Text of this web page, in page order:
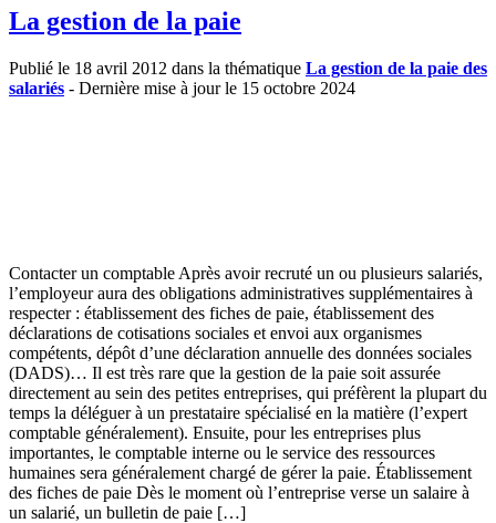
La gestion de la paie
Publié le 18 avril 2012 dans la thématique La gestion de la paie des
salariés - Dernière mise à jour le 15 octobre 2024
Contacter un comptable Après avoir recruté un ou plusieurs salariés,
l’employeur aura des obligations administratives supplémentaires à
respecter : établissement des fiches de paie, établissement des
déclarations de cotisations sociales et envoi aux organismes
compétents, dépôt d’une déclaration annuelle des données sociales
(DADS)… Il est très rare que la gestion de la paie soit assurée
directement au sein des petites entreprises, qui préfèrent la plupart du
temps la déléguer à un prestataire spécialisé en la matière (l’expert
comptable généralement). Ensuite, pour les entreprises plus
importantes, le comptable interne ou le service des ressources
humaines sera généralement chargé de gérer la paie. Établissement
des fiches de paie Dès le moment où l’entreprise verse un salaire à
un salarié, un bulletin de paie […]